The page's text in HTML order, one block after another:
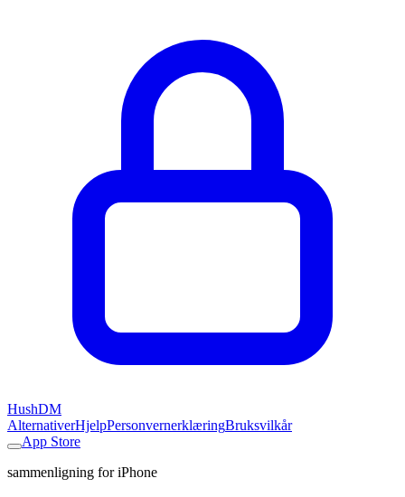
HushDM
AlternativerHjelpPersonvernerklæringBruksvilkår
App Store
sammenligning for iPhone